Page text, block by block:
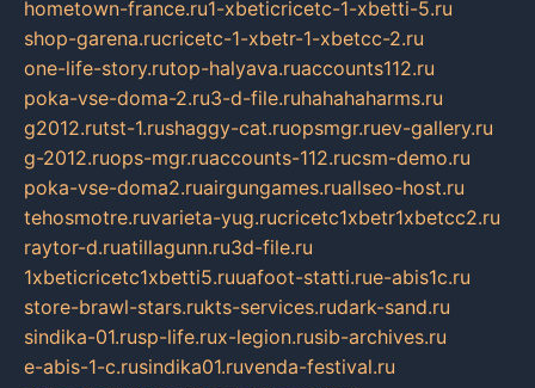
hometown-france.ru1-xbeticricetc-1-xbetti-5.ru
shop-garena.rucricetc-1-xbetr-1-xbetcc-2.ru
one-life-story.rutop-halyava.ruaccounts112.ru
poka-vse-doma-2.ru3-d-file.ruhahahaharms.ru
g2012.rutst-1.rushaggy-cat.ruopsmgr.ruev-gallery.ru
g-2012.ruops-mgr.ruaccounts-112.rucsm-demo.ru
poka-vse-doma2.ruairgungames.ruallseo-host.ru
tehosmotre.ruvarieta-yug.rucricetc1xbetr1xbetcc2.ru
raytor-d.ruatillagunn.ru3d-file.ru
1xbeticricetc1xbetti5.ruuafoot-statti.rue-abis1c.ru
store-brawl-stars.rukts-services.rudark-sand.ru
sindika-01.rusp-life.rux-legion.rusib-archives.ru
e-abis-1-c.rusindika01.ruvenda-festival.ru